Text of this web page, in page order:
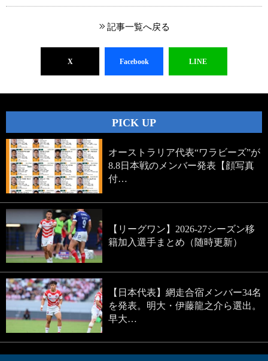
記事一覧へ戻る
X Facebook LINE
PICK UP
オーストラリア代表“ワラビーズ”が
8.8日本戦のメンバー発表【顔写真
付…
【リーグワン】2026-27シーズン移
籍加入選手まとめ（随時更新）
【日本代表】網走合宿メンバー34名
を発表。明大・伊藤龍之介ら選出。
早大…